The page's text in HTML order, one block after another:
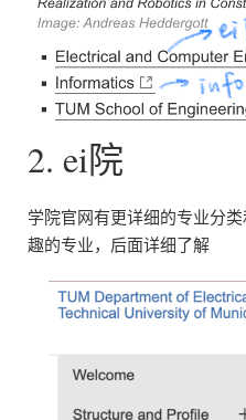
2. ei院
学院官网有更详细的专业分
趣的专业，后面详细了解